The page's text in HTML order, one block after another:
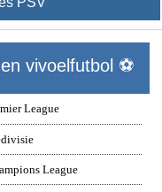
vivoelfutbol ⚽
League
League